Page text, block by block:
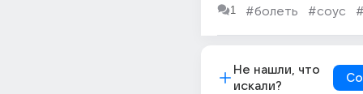
неё постоянно
1 #болеть #соус
Не нашли, что
искали?